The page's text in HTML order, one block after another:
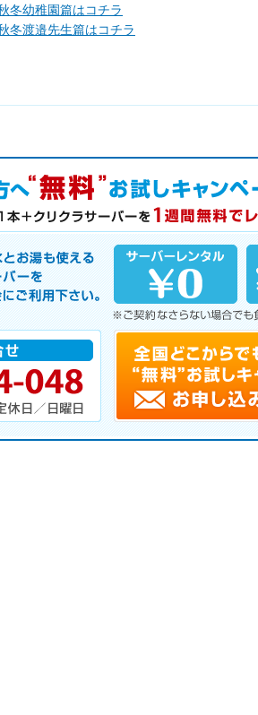
冬幼稚園篇はコチラ
冬渡邉先生篇はコチラ
！
バーを是非この機会にご利用下さい。